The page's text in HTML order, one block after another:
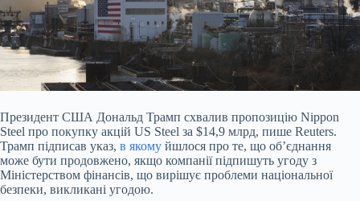
Президент США Дональд Трамп схвалив пропозицію Nippon
Steel про покупку акцій US Steel за $14,9 млрд, пише Reuters.
Трамп підписав указ, в якому йшлося про те, що обʼєднання
може бути продовжено, якщо компанії підпишуть угоду з
Міністерством фінансів, що вирішує проблеми національної
безпеки, викликані угодою.